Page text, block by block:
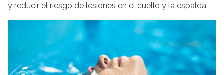
y reducir el riesgo de lesiones en el cuello y la espalda.